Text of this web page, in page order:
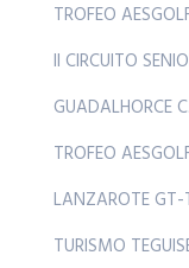
TROFEO
II CIRCUITO
GUADALHORCE
TROFEO
LANZAROTE GT-
TURISMO